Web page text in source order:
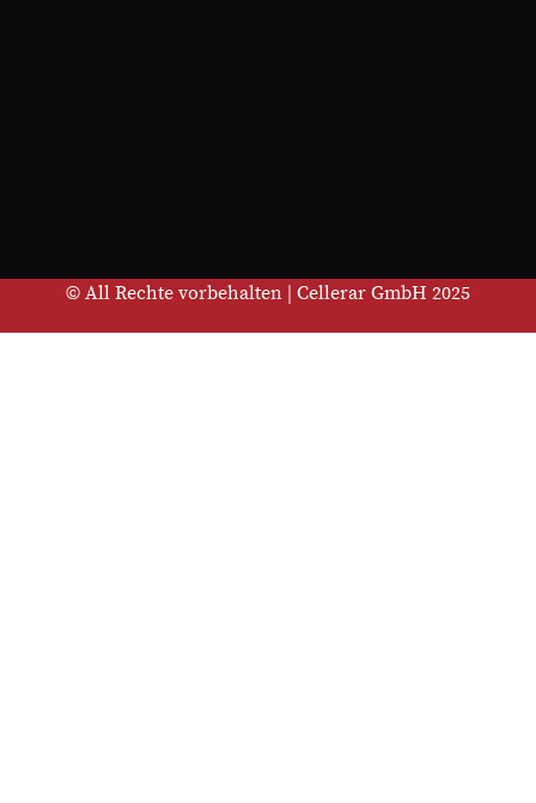
© All Rechte vorbehalten | Cellerar GmbH 2025